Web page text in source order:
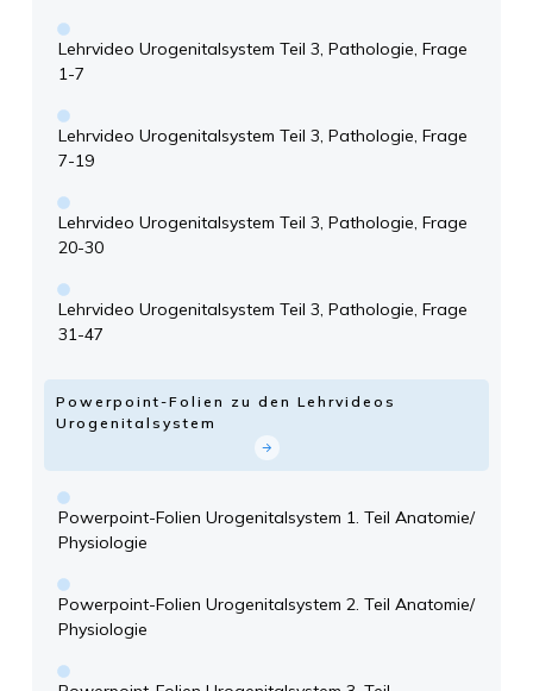
Lehrvideo Urogenitalsystem Teil 3, Pathologie, Frage
1-7
Lehrvideo Urogenitalsystem Teil 3, Pathologie, Frage
7-19
Lehrvideo Urogenitalsystem Teil 3, Pathologie, Frage
20-30
Lehrvideo Urogenitalsystem Teil 3, Pathologie, Frage
31-47
Powerpoint-Folien zu den Lehrvideos
Urogenitalsystem
Powerpoint-Folien Urogenitalsystem 1. Teil Anatomie/
Physiologie
Powerpoint-Folien Urogenitalsystem 2. Teil Anatomie/
Physiologie